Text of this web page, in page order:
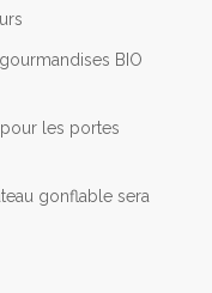
BIO
les portes
gonflable sera